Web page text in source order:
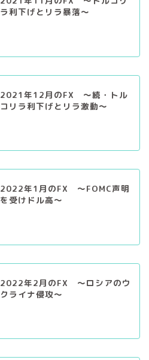
ラ利下げとリラ暴落～
2021年12月のFX ～続・トル
コリラ利下げとリラ激動～
2022年1月のFX ～FOMC声明
を受けドル高～
2022年2月のFX ～ロシアのウ
クライナ侵攻～